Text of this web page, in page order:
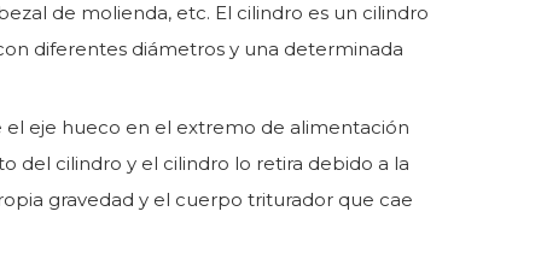
de molienda, etc. El cilindro es un cilindro
diferentes diámetros y una determinada
eje hueco en el extremo de alimentación
del cilindro y el cilindro lo retira debido a la
gravedad y el cuerpo triturador que cae